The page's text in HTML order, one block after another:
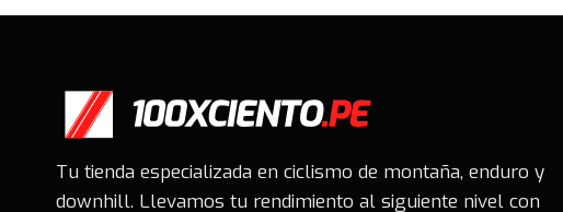
Tu tienda especializada en ciclismo de montaña, enduro y
downhill. Llevamos tu rendimiento al siguiente nivel con